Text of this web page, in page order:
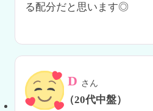
る配分だと思います◎
D さん
（20代中盤）